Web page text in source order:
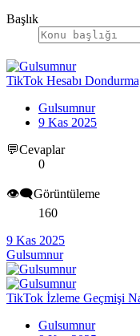
Başlık
TikTok Hesabı
Gulsumnur
9 Kas 2025
💬Cevaplar
0
👁️‍🗨️Görüntüleme
160
9 Kas 2025
Gulsumnur
TikTok İzleme Geçmişi
Gulsumnur